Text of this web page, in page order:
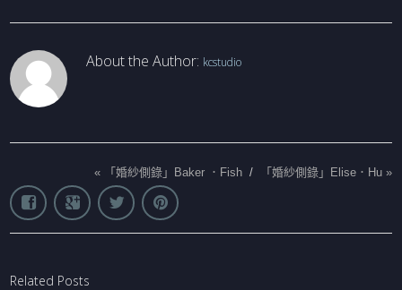
About the Author: kcstudio
« 「婚紗側錄」Baker ．Fish / 「婚紗側錄」Elise．Hu»
Related Posts